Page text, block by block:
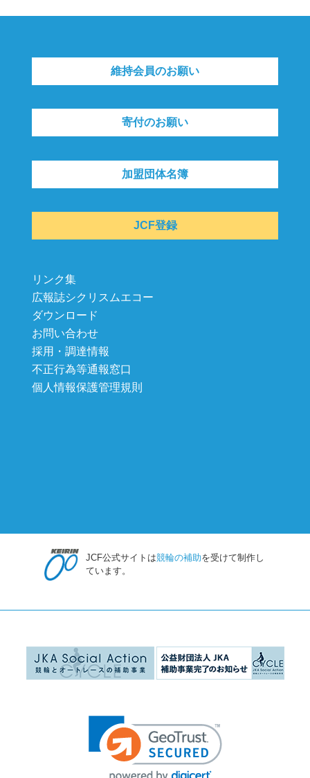
維持会員のお願い
寄付のお願い
加盟団体名簿
JCF登録
リンク集
広報誌シクリスムエコー
ダウンロード
お問い合わせ
採用・調達情報
不正行為等通報窓口
個人情報保護管理規則
JCF公式サイトは競輪の補助を受けて制作し
ています。